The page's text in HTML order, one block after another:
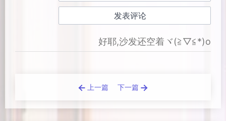
好耶,沙发还空着ヾ(≧▽≦*)o
Loading...
上一篇 下一篇